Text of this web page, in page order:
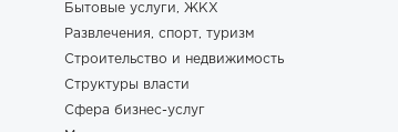
Бытовые услуги, ЖКХ
Развлечения, спорт, туризм
Строительство и недвижимость
Структуры власти
Сфера бизнес-услуг